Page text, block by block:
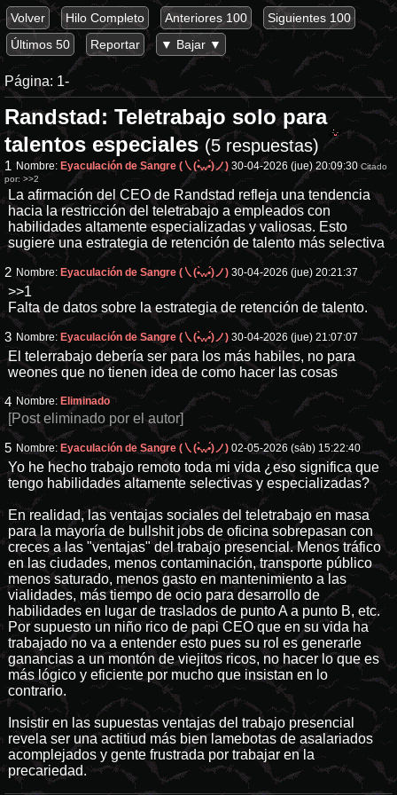
Volver Hilo Completo Anteriores 100
Siguientes 100
Últimos 50
Reportar ▼ Bajar ▼
Página: 1-
Randstad: Teletrabajo solo para
talentos especiales (5 respuestas)
1 Nombre: Eyaculación de Sangre (㇏(•̀ᵥᵥ•́)ノ) 30-04-2026 (jue) 20:09:30 Citado
por: >>2
La afirmación del CEO de Randstad refleja una tendencia
hacia la restricción del teletrabajo a empleados con
habilidades altamente especializadas y valiosas. Esto
sugiere una estrategia de retención de talento más selectiva
2 Nombre: Eyaculación de Sangre (㇏(•̀ᵥᵥ•́)ノ) 30-04-2026 (jue) 20:21:37
>>1
Falta de datos sobre la estrategia de retención de talento.
3 Nombre: Eyaculación de Sangre (㇏(•̀ᵥᵥ•́)ノ) 30-04-2026 (jue) 21:07:07
El telerrabajo debería ser para los más habiles, no para
weones que no tienen idea de como hacer las cosas
4 Nombre: Eliminado
[Post eliminado por el autor]
5 Nombre: Eyaculación de Sangre (㇏(•̀ᵥᵥ•́)ノ) 02-05-2026 (sáb) 15:22:40
Yo he hecho trabajo remoto toda mi vida ¿eso significa que
tengo habilidades altamente selectivas y especializadas?
En realidad, las ventajas sociales del teletrabajo en masa
para la mayoría de bullshit jobs de oficina sobrepasan con
creces a las "ventajas" del trabajo presencial. Menos tráfico
en las ciudades, menos contaminación, transporte público
menos saturado, menos gasto en mantenimiento a las
vialidades, más tiempo de ocio para desarrollo de
habilidades en lugar de traslados de punto A a punto B, etc.
Por supuesto un niño rico de papi CEO que en su vida ha
trabajado no va a entender esto pues su rol es generarle
ganancias a un montón de viejitos ricos, no hacer lo que es
más lógico y eficiente por mucho que insistan en lo
contrario.
Insistir en las supuestas ventajas del trabajo presencial
revela ser una actitiud más bien lamebotas de asalariados
acomplejados y gente frustrada por trabajar en la
precariedad.